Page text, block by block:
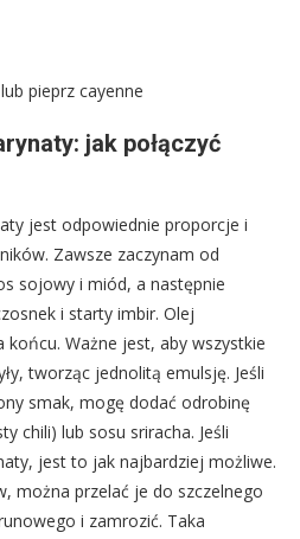
pieprz cayenne
jak połączyć
jest odpowiednie proporcje i
Zawsze zaczynam od
sojowy i miód, a następnie
i starty imbir. Olej
Ważne jest, aby wszystkie
tworząc jednolitą emulsję. Jeśli
smak, mogę dodać odrobinę
chili) lub sosu sriracha. Jeśli
jest to jak najbardziej możliwe.
można przelać je do szczelnego
i zamrozić. Taka